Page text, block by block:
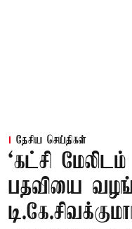
தேசிய செய்திகள்
‘கட்சி
பதவியை